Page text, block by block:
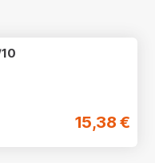
15,38 €